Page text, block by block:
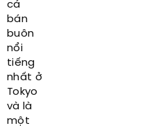
cá
bán
buôn
nổi
tiếng
nhất ở
Tokyo
và là
một